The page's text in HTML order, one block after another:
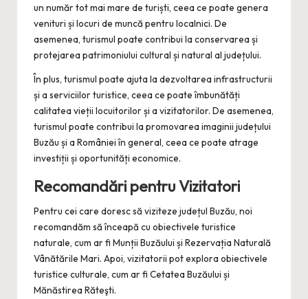
un număr tot mai mare de turiști, ceea ce poate genera
venituri și locuri de muncă pentru localnici. De
asemenea, turismul poate contribui la conservarea și
protejarea patrimoniului cultural și natural al județului.
În plus, turismul poate ajuta la dezvoltarea infrastructurii
și a serviciilor turistice, ceea ce poate îmbunătăți
calitatea vieții locuitorilor și a vizitatorilor. De asemenea,
turismul poate contribui la promovarea imaginii județului
Buzău și a României în general, ceea ce poate atrage
investiții și oportunități economice.
Recomandări pentru Vizitatori
Pentru cei care doresc să viziteze județul Buzău, noi
recomandăm să înceapă cu obiectivele turistice
naturale, cum ar fi Munții Buzăului și Rezervația Naturală
Vânătările Mari. Apoi, vizitatorii pot explora obiectivele
turistice culturale, cum ar fi Cetatea Buzăului și
Mănăstirea Răteşti.